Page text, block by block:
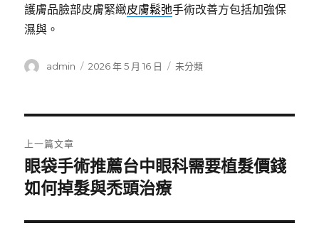
護膚品臉部皮膚緊緻皮膚鬆弛手術改善方包括加強保
濕與。
作
admin
發
2026 年 5 月 16 日
分
未分類
章
導
覽
上一篇文章
上
一
文
眼袋手術推薦台中眼科需要植髮價錢
如何掉髮與禿頭治療